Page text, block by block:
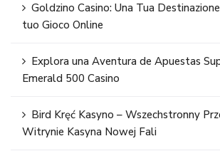
Goldzino Casino: Una Tua
tuo Gioco Online
Explora una Aventura de Apuestas
Emerald 500 Casino
Bird Kręć Kasyno – Wszechstronny
Witrynie Kasyna Nowej Fali